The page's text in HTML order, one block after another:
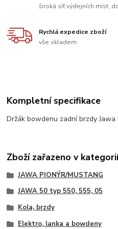
široká síť výdejních míst,
Rychlá expedice zboží
vše skladem
Kompletní specifikace
Držák bowdenu zadní brzdy Jawa
Zboží zařazeno v
JAWA PIONÝR/MUSTANG
JAWA 50 typ 550, 555, 05
Kola, brzdy
Elektro, lanka a bowdeny